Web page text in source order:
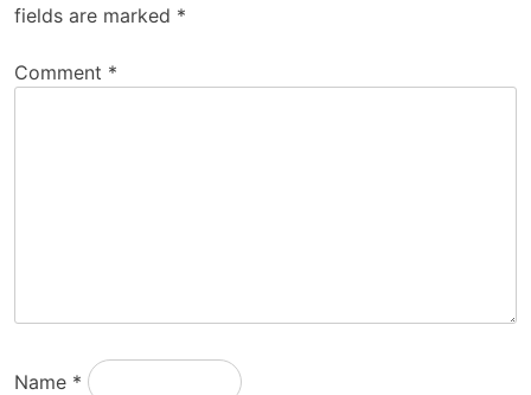
fields are marked *
Comment *
Name *